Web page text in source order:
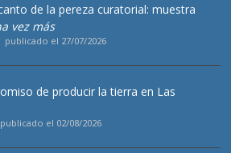
de la pereza curatorial: muestra
vez más
publicado el 27/07/2026
de producir la tierra en Las
publicado el 02/08/2026